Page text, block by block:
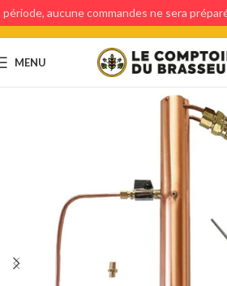
MENU
période, aucune commandes ne sera
étant fermé, aucun retraits en